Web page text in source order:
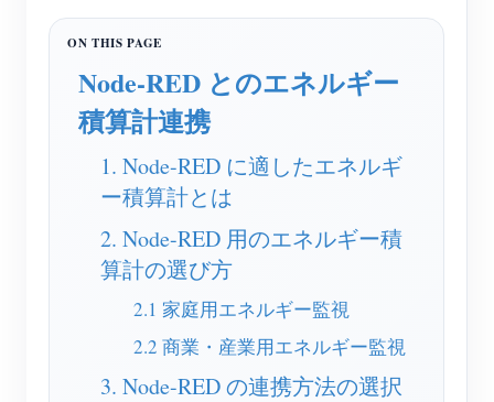
IAMMETER Cloud Pro
EV充電器
仮想メーター
エネルギー予測・シミュレーションシステム
アプリケーション
太陽光PVシステム エネルギーモニター
Node-RED とのエネルギー
積算計連携
1. Node-RED に適したエネルギ
ー積算計とは
2. Node-RED 用のエネルギー積
算計の選び方
2.1 家庭用エネルギー監視
2.2 商業・産業用エネルギー監視
3. Node-RED の連携方法の選択